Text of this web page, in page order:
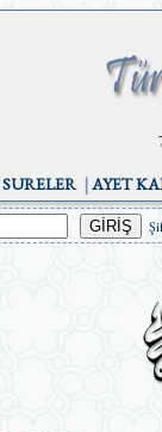
SURELER|AYET